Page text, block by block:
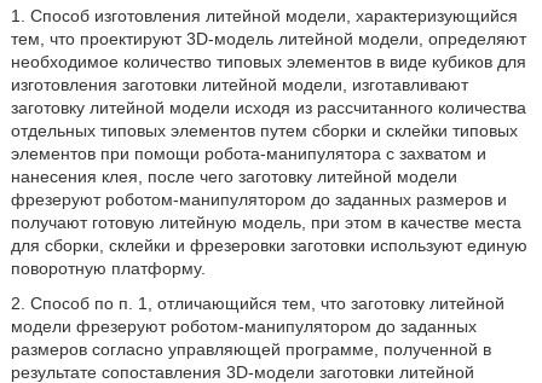
1. Способ изготовления литейной модели, характеризующийся
тем, что проектируют 3D-модель литейной модели, определяют
необходимое количество типовых элементов в виде кубиков для
изготовления заготовки литейной модели, изготавливают
заготовку литейной модели исходя из рассчитанного количества
отдельных типовых элементов путем сборки и склейки типовых
элементов при помощи робота-манипулятора с захватом и
нанесения клея, после чего заготовку литейной модели
фрезеруют роботом-манипулятором до заданных размеров и
получают готовую литейную модель, при этом в качестве места
для сборки, склейки и фрезеровки заготовки используют единую
поворотную платформу.
2. Способ по п. 1, отличающийся тем, что заготовку литейной
модели фрезеруют роботом-манипулятором до заданных
размеров согласно управляющей программе, полученной в
результате сопоставления 3D-модели заготовки литейной